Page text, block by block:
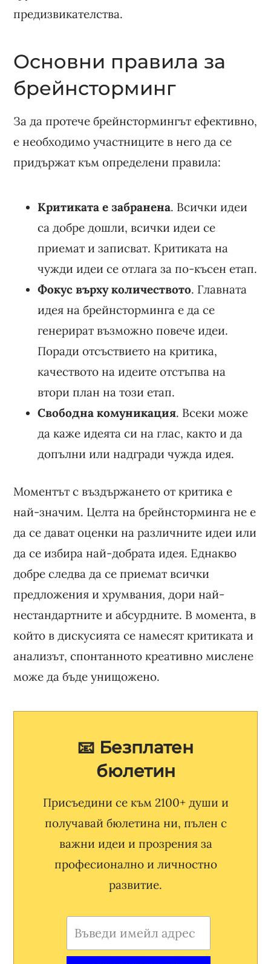
предизвикателства.
Основни правила за
брейнсторминг
За да протече брейнстормингът ефективно,
е необходимо участниците в него да се
придържат към определени правила:
Критиката е забранена. Всички идеи
са добре дошли, всички идеи се
приемат и записват. Критиката на
чужди идеи се отлага за по-късен етап.
Фокус върху количеството. Главната
идея на брейнсторминга е да се
генерират възможно повече идеи.
Поради отсъствието на критика,
качеството на идеите отстъпва на
втори план на този етап.
Свободна комуникация. Всеки може
да каже идеята си на глас, както и да
допълни или надгради чужда идея.
Моментът с въздържането от критика е
най-значим. Целта на брейнсторминга не е
да се дават оценки на различните идеи или
да се избира най-добрата идея. Еднакво
добре следва да се приемат всички
предложения и хрумвания, дори най-
нестандартните и абсурдните. В момента, в
който в дискусията се намесят критиката и
анализът, спонтанното креативно мислене
може да бъде унищожено.
📧 Безплатен
бюлетин
Присъедини се към 2100+ души и
получавай бюлетина ни, пълен с
важни идеи и прозрения за
професионално и личностно
развитие.